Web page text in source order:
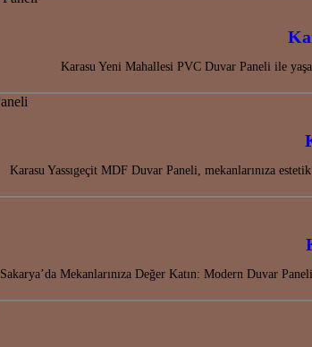
Karasu Yeni Mahallesi PVC Duvar Paneli ile
Karasu Yassıgeçit MDF Duvar Paneli, mekanlarınıza
Sakarya’da Mekanlarınıza Değer Katın: Modern Duvar